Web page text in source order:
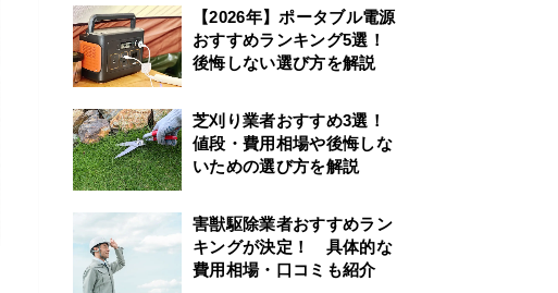
【2026年】ポータブル電源
おすすめランキング5選！
後悔しない選び方を解説
芝刈り業者おすすめ3選！
値段・費用相場や後悔しな
いための選び方を解説
害獣駆除業者おすすめラン
キングが決定！ 具体的な
費用相場・口コミも紹介